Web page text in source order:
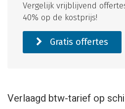
Vergelijk vrijblijvend
40% op de kostprijs!
Gratis offertes
Verlaagd btw-tarief op